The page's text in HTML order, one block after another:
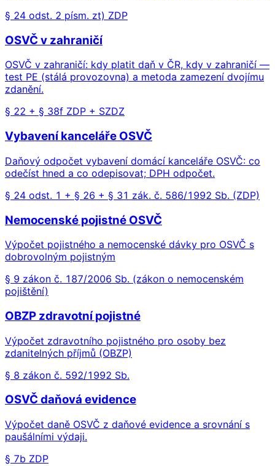
§ 24 odst. 2 písm. zt) ZDP
OSVČ v zahraničí
OSVČ v zahraničí: kdy platit daň v ČR, kdy v zahraničí —
test PE (stálá provozovna) a metoda zamezení dvojímu
zdanění.
§ 22 + § 38f ZDP + SZDZ
Vybavení kanceláře OSVČ
Daňový odpočet vybavení domácí kanceláře OSVČ: co
odečíst hned a co odepisovat; DPH odpočet.
§ 24 odst. 1 + § 26 + § 31 zák. č. 586/1992 Sb. (ZDP)
Nemocenské pojistné OSVČ
Výpočet pojistného a nemocenské dávky pro OSVČ s
dobrovolným pojistným
§ 9 zákon č. 187/2006 Sb. (zákon o nemocenském
pojištění)
OBZP zdravotní pojistné
Výpočet zdravotního pojistného pro osoby bez
zdanitelných příjmů (OBZP)
§ 8 zákon č. 592/1992 Sb.
OSVČ daňová evidence
Výpočet daně OSVČ z daňové evidence a srovnání s
paušálními výdaji.
§ 7b ZDP